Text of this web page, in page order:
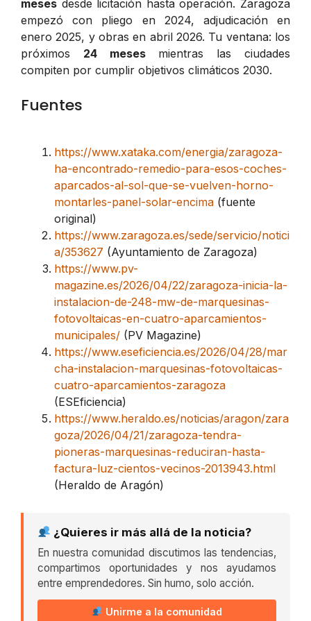
meses desde licitación hasta operación. Zaragoza
empezó con pliego en 2024, adjudicación en
enero 2025, y obras en abril 2026. Tu ventana: los
próximos 24 mesesmientras las ciudades
compiten por cumplir objetivos climáticos 2030.
Fuentes
https://www.xataka.com/energia/zaragoza-
ha-encontrado-remedio-para-esos-coches-
aparcados-al-sol-que-se-vuelven-horno-
montarles-panel-solar-encima (fuente
original)
https://www.zaragoza.es/sede/servicio/notici
a/353627 (Ayuntamiento de Zaragoza)
https://www.pv-
magazine.es/2026/04/22/zaragoza-inicia-la-
instalacion-de-248-mw-de-marquesinas-
fotovoltaicas-en-cuatro-aparcamientos-
municipales/ (PV Magazine)
https://www.eseficiencia.es/2026/04/28/mar
cha-instalacion-marquesinas-fotovoltaicas-
cuatro-aparcamientos-zaragoza
(ESEficiencia)
https://www.heraldo.es/noticias/aragon/zara
goza/2026/04/21/zaragoza-tendra-
pioneras-marquesinas-reduciran-hasta-
factura-luz-cientos-vecinos-2013943.html
(Heraldo de Aragón)
¿Quieres ir más allá de la noticia?
En nuestra comunidad discutimos las tendencias,
compartimos oportunidades y nos ayudamos
entre emprendedores. Sin humo, solo acción.
Unirme a la comunidad